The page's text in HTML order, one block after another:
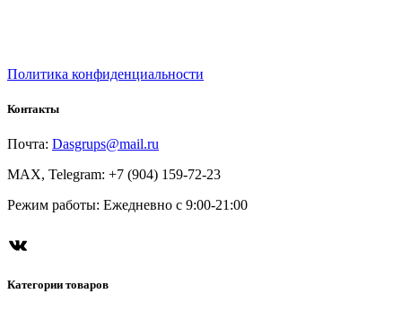
Политика конфиденциальности
Контакты
Почта: Dasgrups@mail.ru
MAX, Telegram: +7 (904) 159-72-23
Режим работы: Ежедневно с 9:00-21:00
Категории товаров